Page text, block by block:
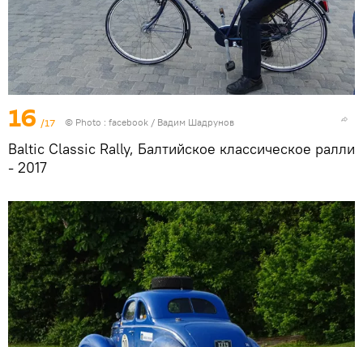
16 /17 © Photo : facebook / Вадим Шадрунов
Baltic Classic Rally, Балтийское классическое ралли
- 2017